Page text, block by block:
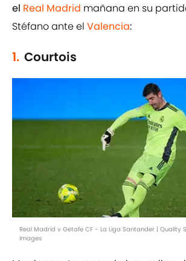
el Real Madrid mañana en su
Stéfano ante el Valencia:
1. Courtois
Real Madrid v Getafe CF - La Liga Santander | Quality
Images